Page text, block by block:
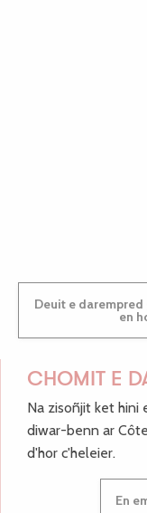
Deuit e darempred ganeomp pe deuit da welet ac'hanomp
en
CHOMIT E
Na zisoñjit ket hini
diwar-benn ar
d'hor c'heleier.
En